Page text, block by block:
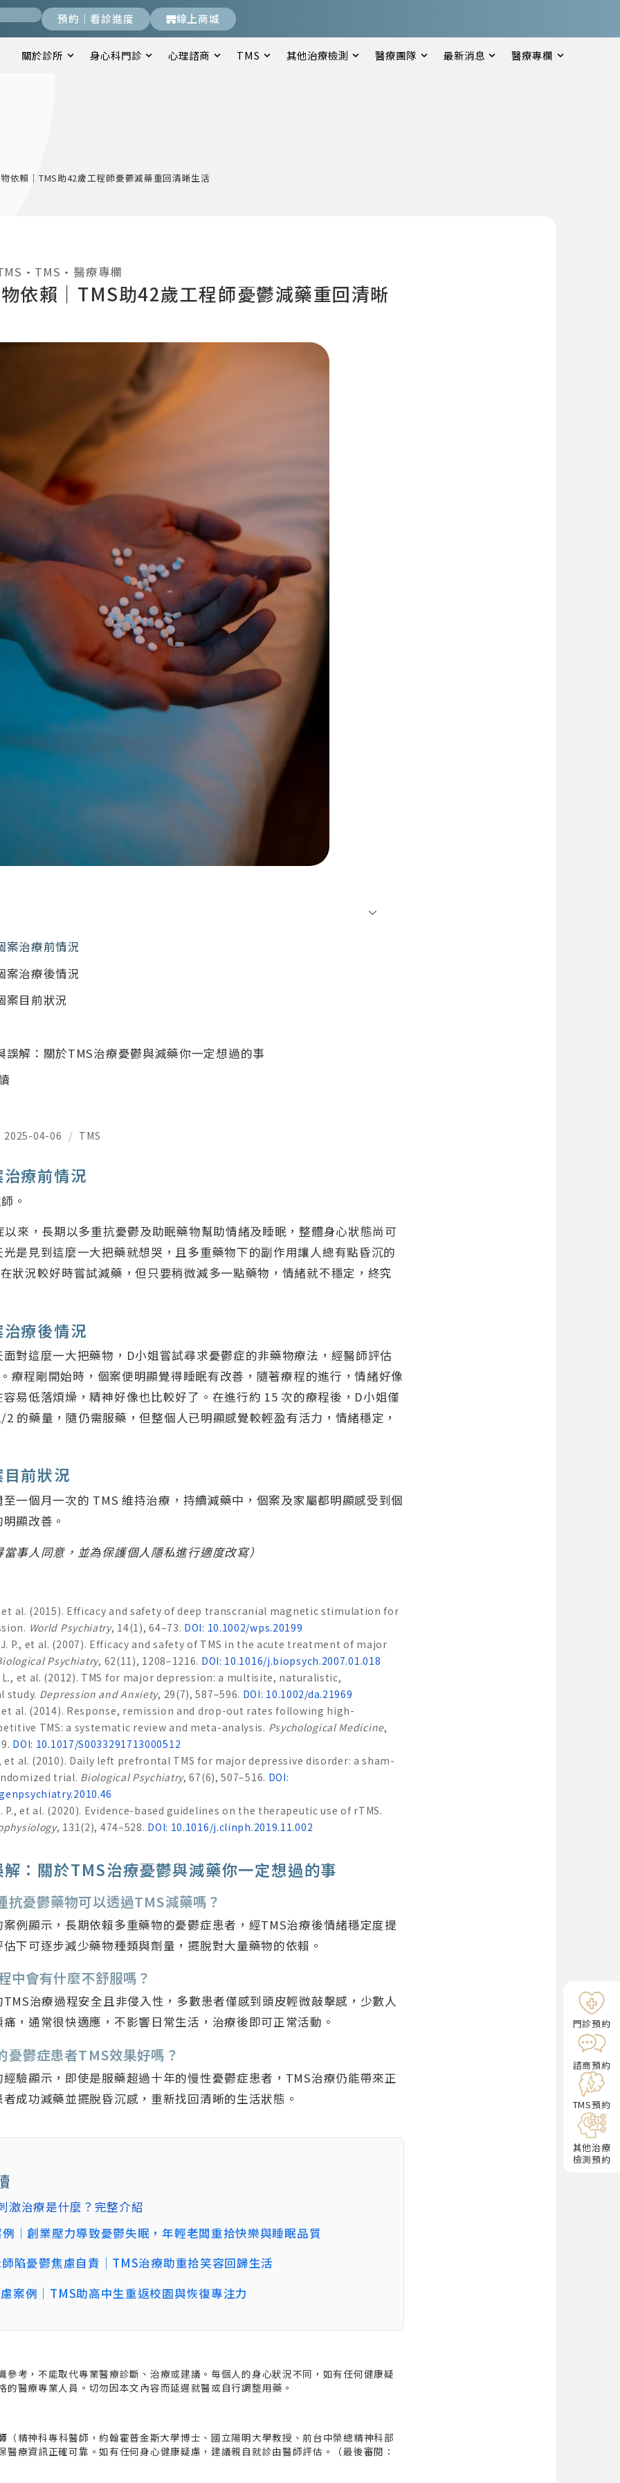
預約｜看診進度 線上商城
關於診所 身心科門診 心理諮商 TMS 其他治療檢測 醫療團隊 最新消息 醫療專欄
依賴｜TMS助42歲工程師憂鬱減藥重回清晰生活
• TMS •醫療專欄
依賴｜TMS助42歲工程師憂鬱減藥重回清晰
案治療前情況
案治療後情況
案目前狀況
誤解：關於TMS治療憂鬱與減藥你一定想過的事
2025-04-06 / TMS
療前情況
。
來，長期以多重抗憂鬱及助眠藥物幫助情緒及睡眠，整體身心狀態尚可
是見到這麼一大把藥就想哭，且多重藥物下的副作用讓人總有點昏沉的
狀況較好時嘗試減藥，但只要稍微減多一點藥物，情緒就不穩定，終究
療後情況
對這麼一大把藥物，D小姐嘗試尋求憂鬱症的非藥物療法，經醫師評估
療程剛開始時，個案便明顯覺得睡眠有改善，隨著療程的進行，情緒好像
易低落煩燥，精神好像也比較好了。在進行約 15 次的療程後，D小姐僅
的藥量，隨仍需服藥，但整個人已明顯感覺較輕盈有活力，情緒穩定，
前狀況
一個月一次的 TMS 維持治療，持續減藥中，個案及家屬都明顯感受到個
顯改善。
事人同意，並為保護個人隱私進行適度改寫）
et al. (2015). Efficacy and safety of deep transcranial magnetic stimulation for
World Psychiatry, 14(1), 64–73. DOI: 10.1002/wps.20199
P., et al. (2007). Efficacy and safety of TMS in the acute treatment of major
Psychiatry, 62(11), 1208–1216. DOI: 10.1016/j.biopsych.2007.01.018
et al. (2012). TMS for major depression: a multisite, naturalistic,
study. Depression and Anxiety, 29(7), 587–596. DOI: 10.1002/da.21969
et al. (2014). Response, remission and drop-out rates following high-
TMS: a systematic review and meta-analysis. Psychological Medicine,
DOI: 10.1017/S0033291713000512
et al. (2010). Daily left prefrontal TMS for major depressive disorder: a sham-
trial. Biological Psychiatry, 67(6), 507–516. DOI:
P., et al. (2020). Evidence-based guidelines on the therapeutic use of rTMS.
, 131(2), 474–528. DOI: 10.1016/j.clinph.2019.11.002
：關於TMS治療憂鬱與減藥你一定想過的事
抗憂鬱藥物可以透過TMS減藥嗎？
例顯示，長期依賴多重藥物的憂鬱症患者，經TMS治療後情緒穩定度提
下可逐步減少藥物種類與劑量，擺脫對大量藥物的依賴。
中會有什麼不舒服嗎？
治療過程安全且非侵入性，多數患者僅感到頭皮輕微敲擊感，少數人
，通常很快適應，不影響日常生活，治療後即可正常活動。
憂鬱症患者TMS效果好嗎？
驗顯示，即使是服藥超過十年的慢性憂鬱症患者，TMS治療仍能帶來正
成功減藥並擺脫昏沉感，重新找回清晰的生活狀態。
激治療是什麼？完整介紹
｜創業壓力導致憂鬱失眠，年輕老闆重拾快樂與睡眠品質
陷憂鬱焦慮自責｜TMS治療助重拾笑容回歸生活
案例｜TMS助高中生重返校園與恢復專注力
參考，不能取代專業醫療診斷、治療或建議。每個人的身心狀況不同，如有任何健康疑
的醫療專業人員。切勿因本文內容而延遲就醫或自行調整用藥。
（精神科專科醫師，約翰霍普金斯大學博士、國立陽明大學教授、前台中榮總精神科部
醫療資訊正確可靠。如有任何身心健康疑慮，建議親自就診由醫師評估。（最後審閱：
門診預約
諮商預約
TMS預約
其他治療
檢測預約